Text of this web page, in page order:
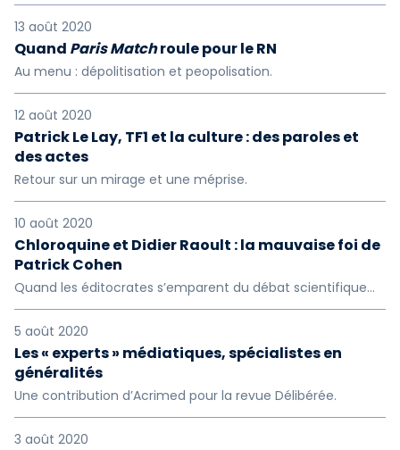
13 août 2020
Quand Paris Matchroule pour le RN
Au menu : dépolitisation et peopolisation.
12 août 2020
Patrick Le Lay, TF1 et la culture : des paroles et
des actes
Retour sur un mirage et une méprise.
10 août 2020
Chloroquine et Didier Raoult : la mauvaise foi de
Patrick Cohen
Quand les éditocrates s’emparent du débat scientifique…
5 août 2020
Les « experts » médiatiques, spécialistes en
généralités
Une contribution d’Acrimed pour la revue Délibérée.
3 août 2020